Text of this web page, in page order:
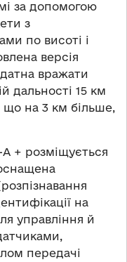
за допомогою
з
по висоті і
версія
вражати
дальності 15 км
що на 3 км більше,
+ розміщується
на
управління й
передачі